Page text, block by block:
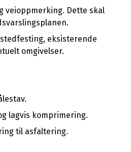
veioppmerking. Dette skal
eksisterende
omgivelser.
lagvis komprimering.
til asfaltering.